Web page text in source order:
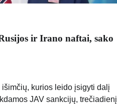
ir Irano naftai, sako
kurios leido įsigyti dalį
JAV sankcijų, trečiadienį